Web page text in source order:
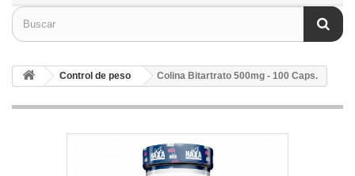
Control de peso Colina Bitartrato 500mg - 100 Caps.